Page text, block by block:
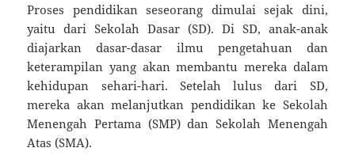
Proses pendidikan seseorang dimulai sejak dini,
yaitu dari Sekolah Dasar (SD). Di SD, anak-anak
diajarkan dasar-dasar ilmu pengetahuan dan
keterampilan yang akan membantu mereka dalam
kehidupan sehari-hari. Setelah lulus dari SD,
mereka akan melanjutkan pendidikan ke Sekolah
Menengah Pertama (SMP) dan Sekolah Menengah
Atas (SMA).